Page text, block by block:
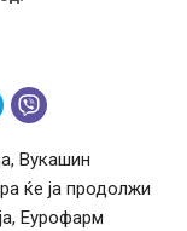
Вукашин
ќе ја продолжи
Еурофарм